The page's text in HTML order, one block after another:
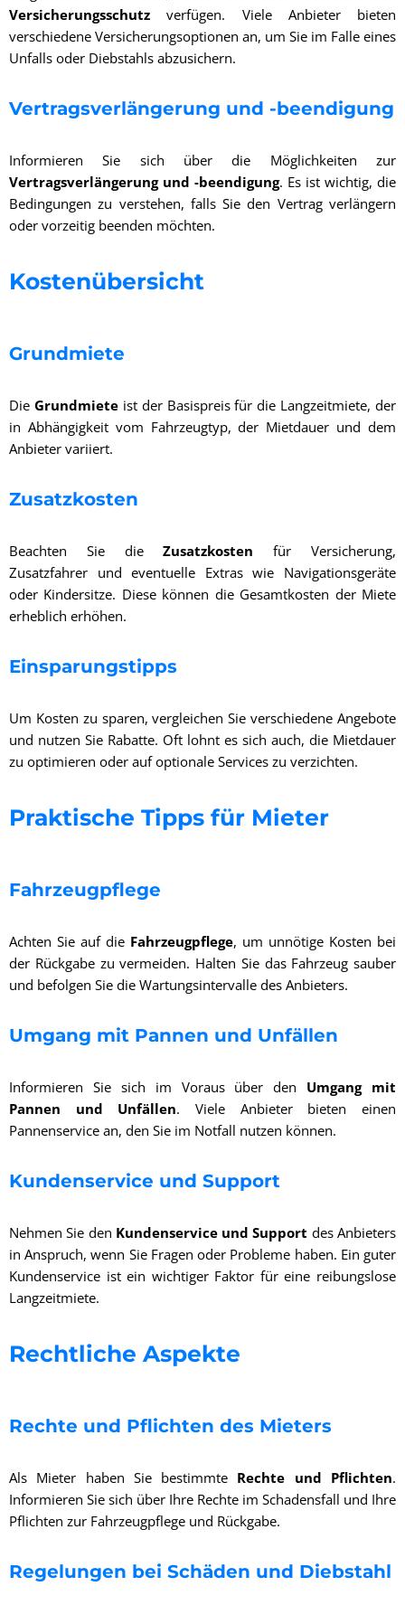
Versicherungsschutz verfügen. Viele Anbieter bieten
verschiedene Versicherungsoptionen an, um Sie im Falle eines
Unfalls oder Diebstahls abzusichern.
Vertragsverlängerung und -beendigung
Informieren Sie sich über die Möglichkeiten zur
Vertragsverlängerung und -beendigung. Es ist wichtig, die
Bedingungen zu verstehen, falls Sie den Vertrag verlängern
oder vorzeitig beenden möchten.
Kostenübersicht
Grundmiete
Die Grundmieteist der Basispreis für die Langzeitmiete, der
in Abhängigkeit vom Fahrzeugtyp, der Mietdauer und dem
Anbieter variiert.
Zusatzkosten
Beachten Sie dieZusatzkosten für Versicherung,
Zusatzfahrer und eventuelle Extras wie Navigationsgeräte
oder Kindersitze. Diese können die Gesamtkosten der Miete
erheblich erhöhen.
Einsparungstipps
Um Kosten zu sparen, vergleichen Sie verschiedene Angebote
und nutzen Sie Rabatte. Oft lohnt es sich auch, die Mietdauer
zu optimieren oder auf optionale Services zu verzichten.
Praktische Tipps für Mieter
Fahrzeugpflege
Achten Sie auf die Fahrzeugpflege, um unnötige Kosten bei
der Rückgabe zu vermeiden. Halten Sie das Fahrzeug sauber
und befolgen Sie die Wartungsintervalle des Anbieters.
Umgang mit Pannen und Unfällen
Informieren Sie sich im Voraus über den Umgang mit
Pannen und Unfällen. Viele Anbieter bieten einen
Pannenservice an, den Sie im Notfall nutzen können.
Kundenservice und Support
Nehmen Sie den Kundenservice und Support des Anbieters
in Anspruch, wenn Sie Fragen oder Probleme haben. Ein guter
Kundenservice ist ein wichtiger Faktor für eine reibungslose
Langzeitmiete.
Rechtliche Aspekte
Rechte und Pflichten des Mieters
Als Mieter haben Sie bestimmte Rechte und Pflichten.
Informieren Sie sich über Ihre Rechte im Schadensfall und Ihre
Pflichten zur Fahrzeugpflege und Rückgabe.
Regelungen bei Schäden und Diebstahl